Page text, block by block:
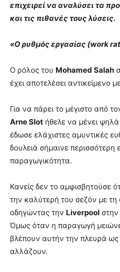
επιχειρεί να αναλύσει τα
και τις πιθανές τους λύσεις.
«Ο ρυθμός εργασίας (work
Ο ρόλος του Mohamed Salah
έχει αποτελέσει αντικείμενο
Για να πάρει το μέγιστο από
Arne Slot ήθελε να μένει
έδωσε ελάχιστες αμυντικές
δουλειά σήμαινε περισσότερη
παραγωγικότητα.
Κανείς δεν το αμφισβητούσε
την καλύτερή του σεζόν με
οδηγώντας την Liverpool στην
Όμως όταν η παραγωγή
βλέπουν αυτήν την πλευρά ως
αλλάζουν.